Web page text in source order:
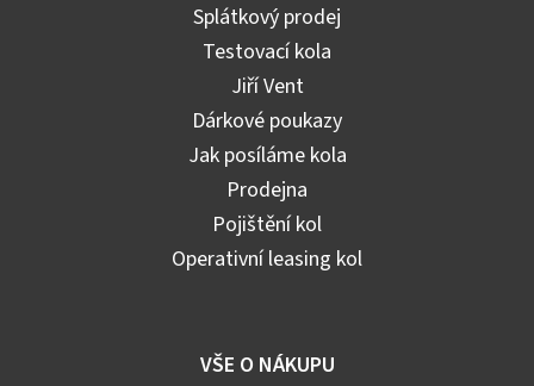
Splátkový prodej
Testovací kola
Jiří Vent
Dárkové poukazy
Jak posíláme kola
Prodejna
Pojištění kol
Operativní leasing kol
VŠE O NÁKUPU